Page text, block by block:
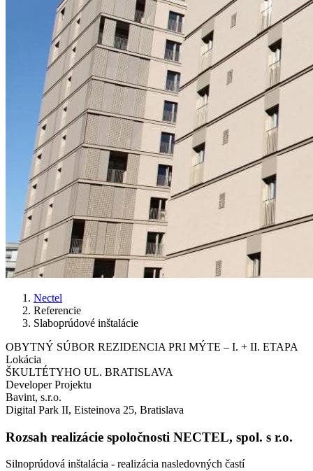
Breadcrumb
Nectel
Referencie
Slaboprúdové inštalácie
OBYTNÝ SÚBOR REZIDENCIA PRI MÝTE – I. + II. ETAPA
Lokácia
ŠKULTÉTYHO UL. BRATISLAVA
Developer Projektu
Bavint, s.r.o.
Digital Park II, Eisteinova 25, Bratislava
Rozsah realizácie spoločnosti NECTEL, spol. s r.o.
Silnoprúdová inštalácia - realizácia nasledovných častí